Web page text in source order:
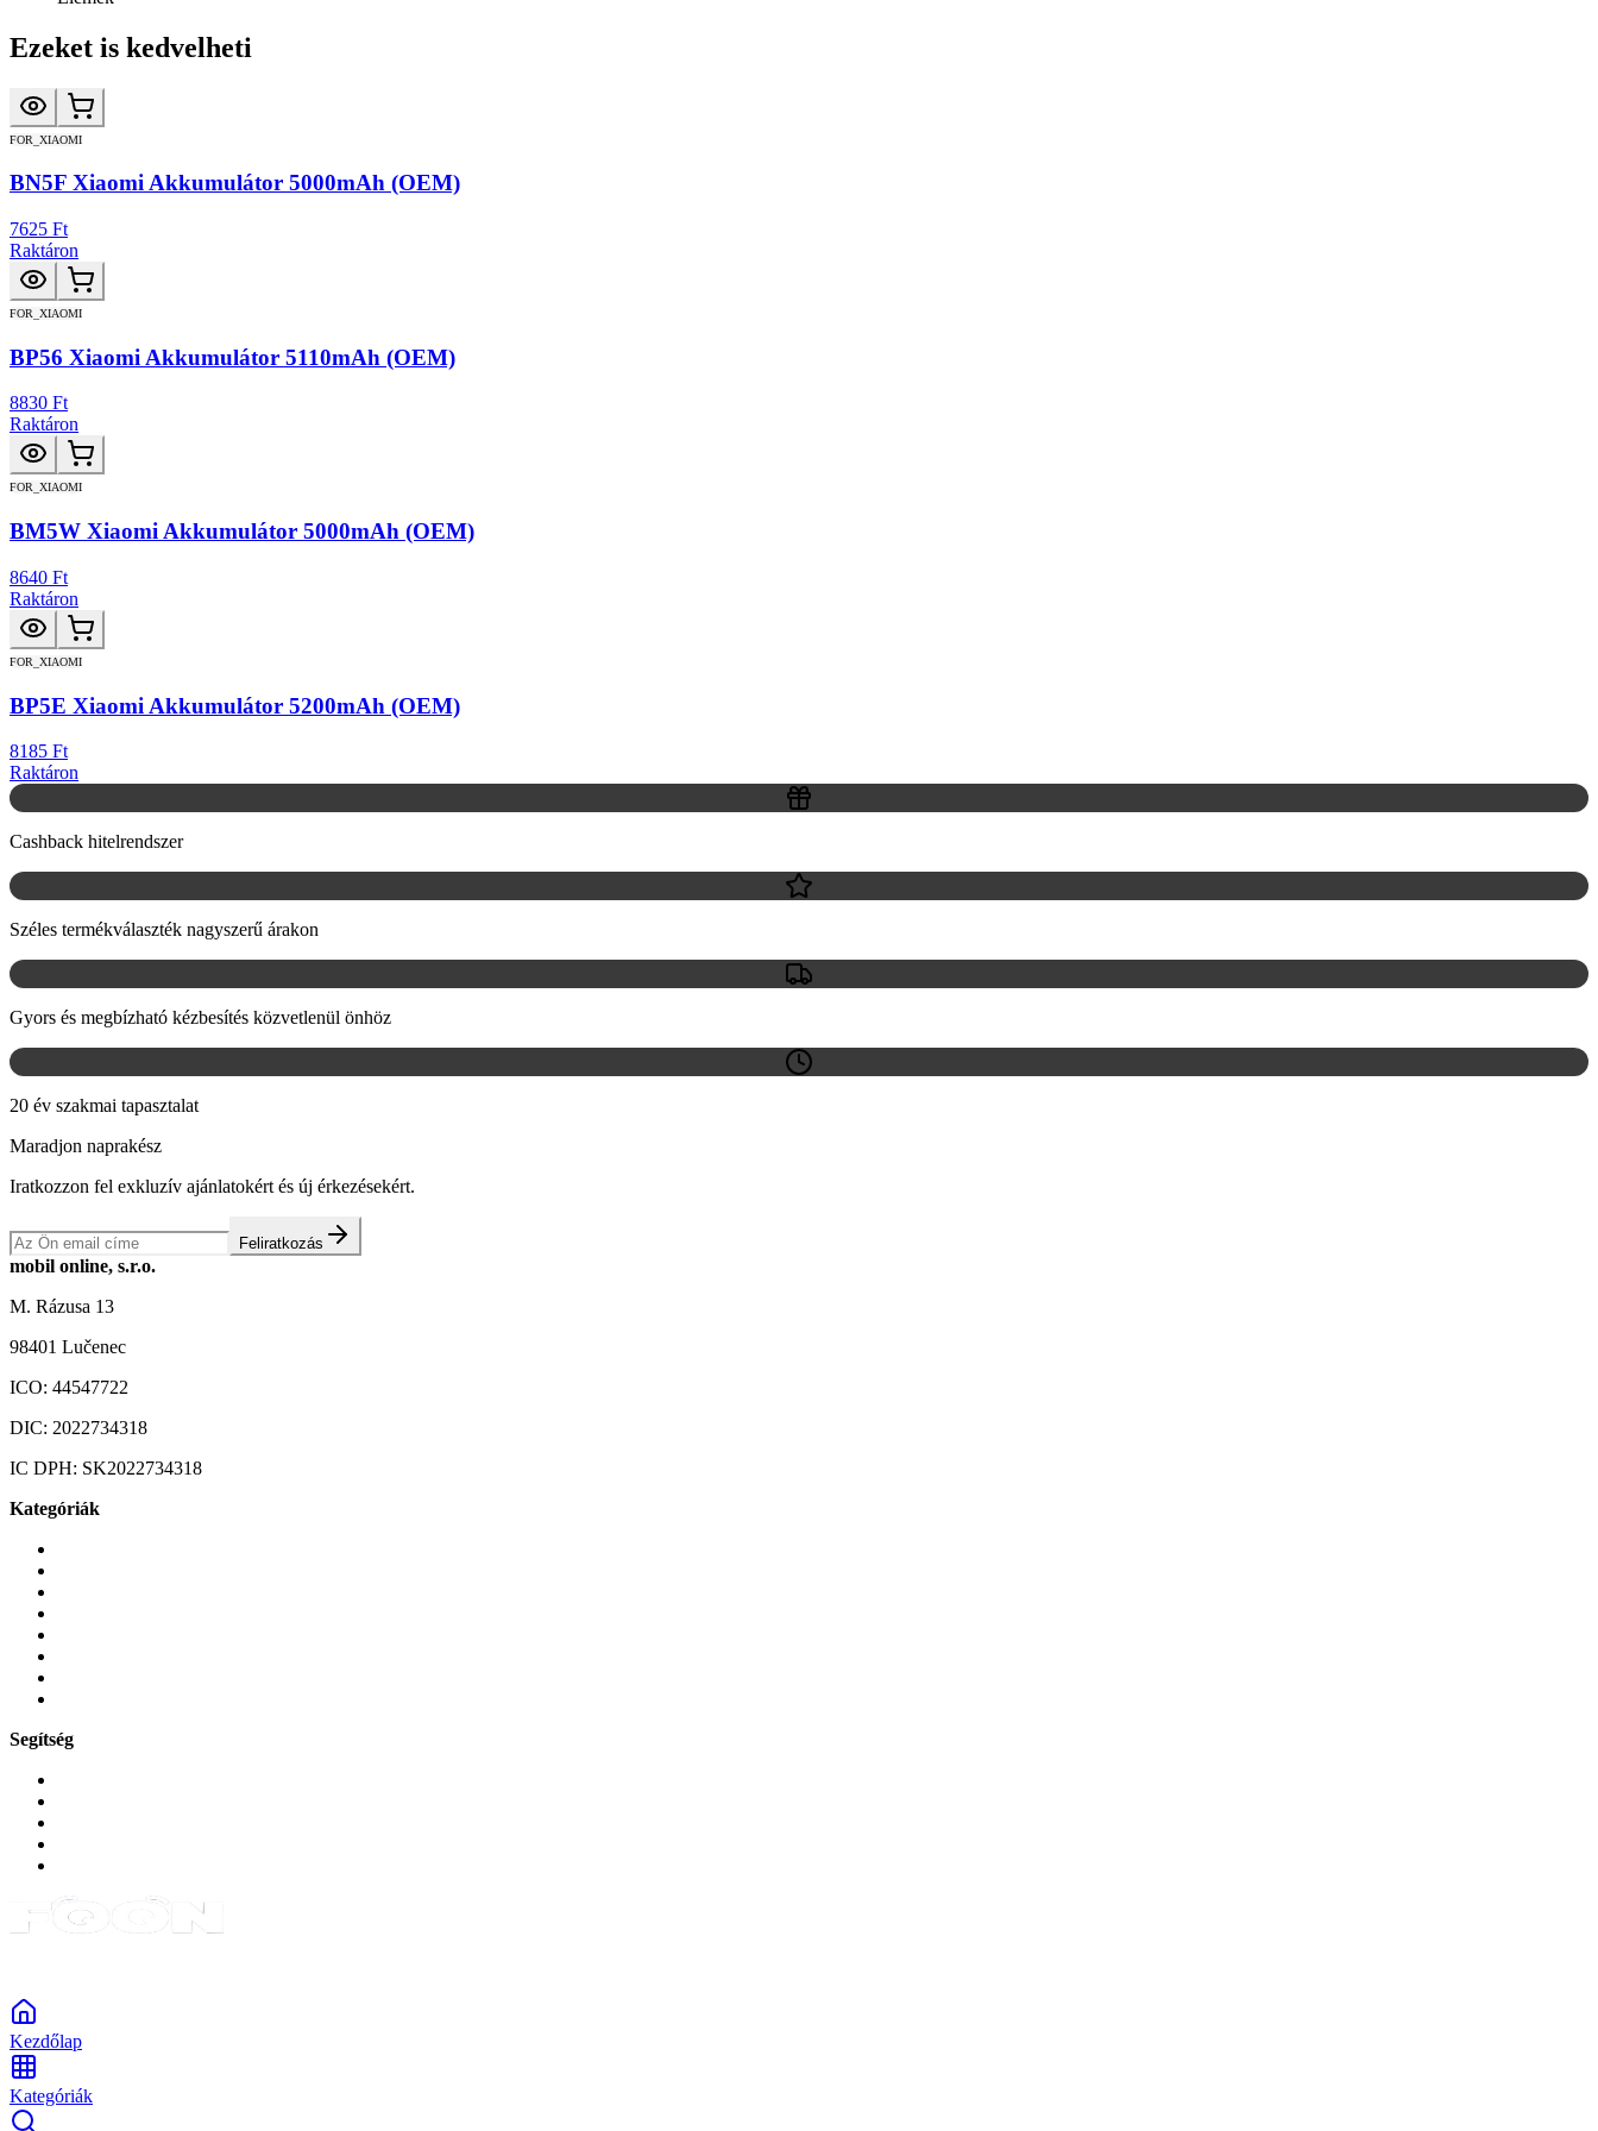
Ezeket is kedvelheti
FOR_XIAOMI
BN5F Xiaomi Akkumulátor 5000mAh (OEM)
7625 Ft
Raktáron
FOR_XIAOMI
BP56 Xiaomi Akkumulátor 5110mAh (OEM)
8830 Ft
Raktáron
FOR_XIAOMI
BM5W Xiaomi Akkumulátor 5000mAh (OEM)
8640 Ft
Raktáron
FOR_XIAOMI
BP5E Xiaomi Akkumulátor 5200mAh (OEM)
8185 Ft
Raktáron
Cashback hitelrendszer
Széles termékválaszték nagyszerű árakon
Gyors és megbízható kézbesítés közvetlenül önhöz
20 év szakmai tapasztalat
Maradjon naprakész
Iratkozzon fel exkluzív ajánlatokért és új érkezésekért.
Feliratkozás
mobil online, s.r.o.
M. Rázusa 13
98401 Lučenec
ICO: 44547722
DIC: 2022734318
IC DPH: SK2022734318
Kategóriák
Segítség
Kezdőlap
Kategóriák